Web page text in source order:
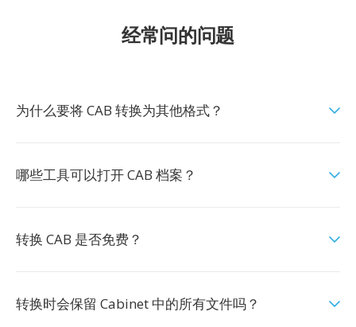
经常问的问题
为什么要将 CAB 转换为其他格式？
哪些工具可以打开 CAB 档案？
转换 CAB 是否免费？
转换时会保留 Cabinet 中的所有文件吗？